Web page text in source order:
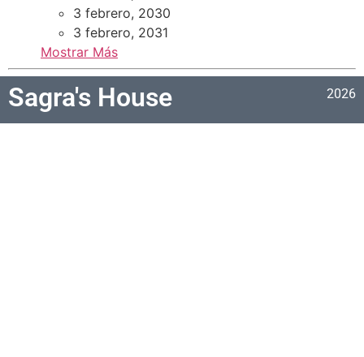
3 febrero, 2030
3 febrero, 2031
Mostrar Más
Sagra's House 2026